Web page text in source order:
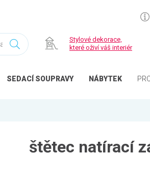
Stylové dekorace,
které oživí váš interiér
SEDACÍ SOUPRAVY NÁBYTEK
štětec natírací